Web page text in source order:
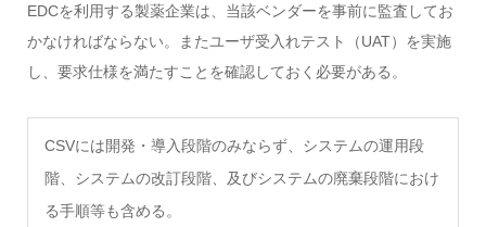
EDCを利用する製薬企業は、当該ベンダーを事前に監査してお
かなければならない。またユーザ受入れテスト（UAT）を実施
し、要求仕様を満たすことを確認しておく必要がある。
CSVには開発・導入段階のみならず、システムの運用段
階、システムの改訂段階、及びシステムの廃棄段階におけ
る手順等も含める。